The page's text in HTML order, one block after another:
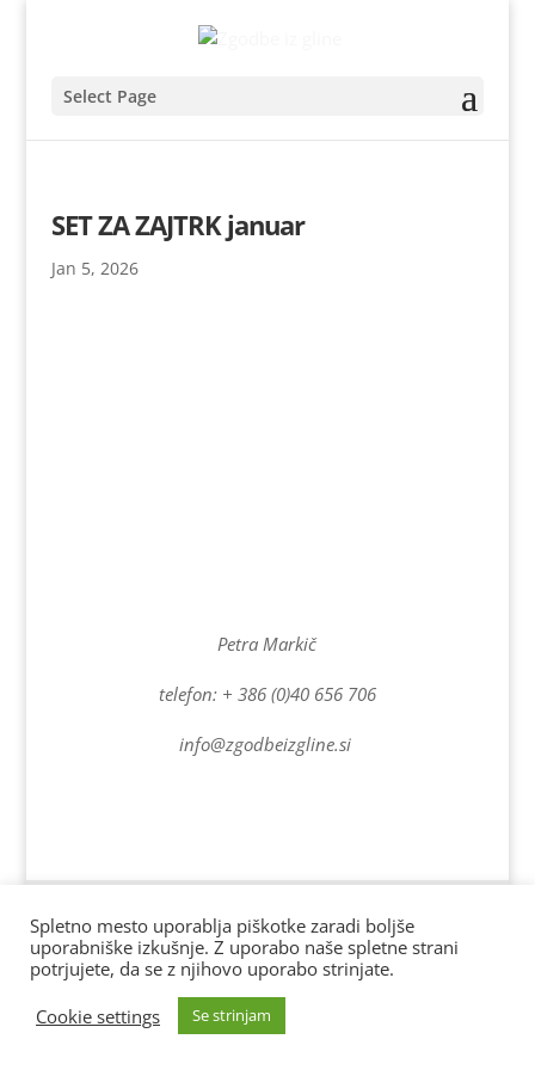
Select Page
SET ZA ZAJTRK januar
Jan 5, 2026
Petra Markič
telefon: + 386 (0)40 656 706
info@zgodbeizgline.si
Spletno stran vzdržuje www.drobnestvari.si | Vse pravice
pridržane. AD 2022
Spletno mesto uporablja piškotke zaradi boljše
uporabniške izkušnje. Z uporabo naše spletne strani
potrjujete, da se z njihovo uporabo strinjate.
Cookie settings
Se strinjam